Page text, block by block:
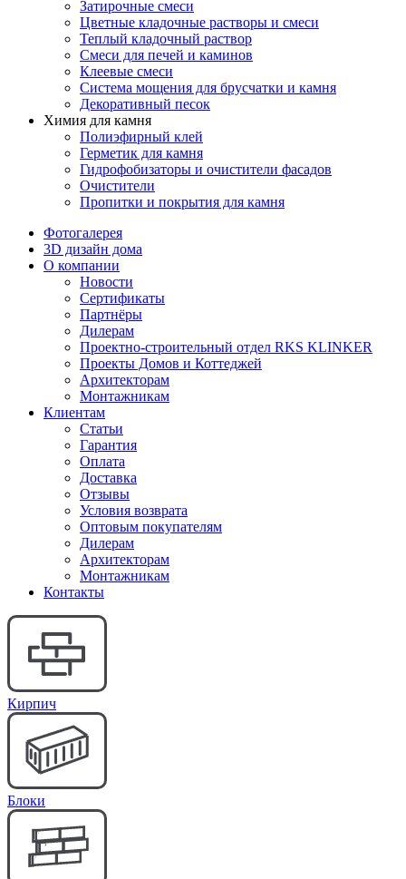
Затирочные смеси
Цветные кладочные растворы и смеси
Теплый кладочный раствор
Смеси для печей и каминов
Клеевые смеси
Система мощения для брусчатки и камня
Декоративный песок
Химия для камня
Полиэфирный клей
Герметик для камня
Гидрофобизаторы и очистители фасадов
Очистители
Пропитки и покрытия для камня
Фотогалерея
3D дизайн дома
О компании
Новости
Сертификаты
Партнёры
Дилерам
Проектно-строительный отдел RKS KLINKER
Проекты Домов и Коттеджей
Архитекторам
Монтажникам
Клиентам
Статьи
Гарантия
Оплата
Доставка
Отзывы
Условия возврата
Оптовым покупателям
Дилерам
Архитекторам
Монтажникам
Контакты
Кирпич
Блоки